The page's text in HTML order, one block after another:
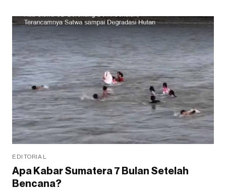
EDITORIAL
Apa Kabar Sumatera 7 Bulan Setelah
Bencana?